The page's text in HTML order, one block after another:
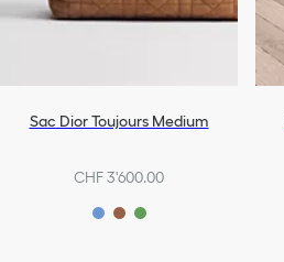
Sac Dior Toujours Medium
CHF 3'600.00